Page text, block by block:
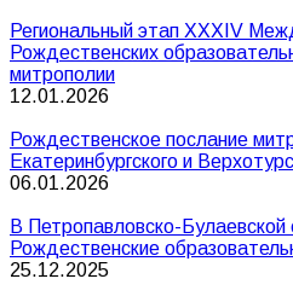
Региональный этап XXXIV
Рождественских
митрополии
12.01.2026
Рождественское послание
Екатеринбургского и
06.01.2026
В Петропавловско-Булаевской
Рождественские
25.12.2025